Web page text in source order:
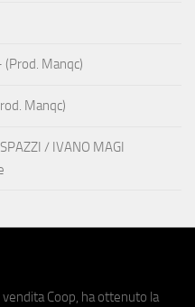
Manqc)
Manqc)
/ IVANO MAGI
Coop, ha ottenuto la